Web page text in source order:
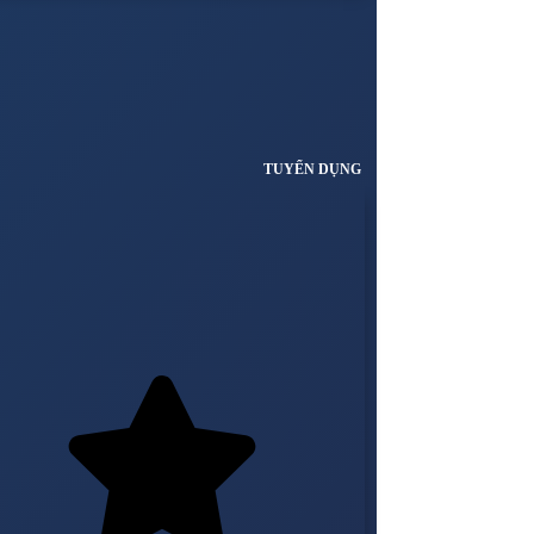
TUYỂN DỤNG